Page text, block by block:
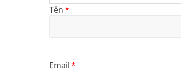
Tên *
Email *